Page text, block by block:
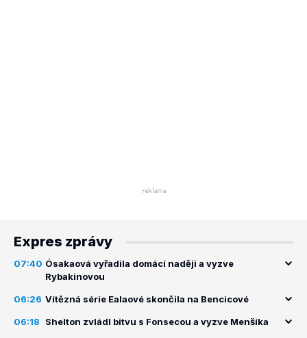
Expres zprávy
07:40 Ósakaová vyřadila domácí naději a vyzve
Rybakinovou
06:26 Vítězná série Ealaové skončila na Bencicové
06:18 Shelton zvládl bitvu s Fonsecou a vyzve Menšíka